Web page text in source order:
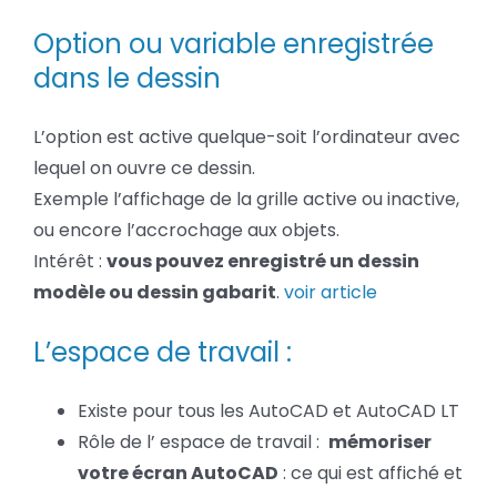
Option ou variable enregistrée
dans le dessin
L’option est active quelque-soit l’ordinateur avec
lequel on ouvre ce dessin.
Exemple l’affichage de la grille active ou inactive,
ou encore l’accrochage aux objets.
Intérêt : vous pouvez enregistré un dessin
modèle ou dessin gabarit. voir article
L’espace de travail :
Existe pour tous les AutoCAD et AutoCAD LT
Rôle de l’ espace de travail : mémoriser
votre écran AutoCAD : ce qui est affiché et